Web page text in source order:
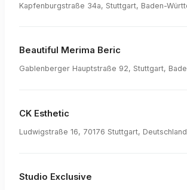
Beautiful Merima Beric
CK Esthetic
Ludwigstraße 16, 70176 Stuttgart, Deutschland
Studio Exclusive